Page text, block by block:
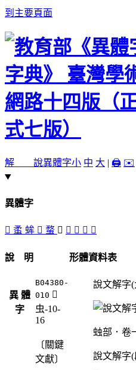
到主要頁面
解 說異體字小 中 大 | 🖨️ ✉️
異體字
󸦘 䖥 蛑 𧎄 蝥 󸦙 𧎻 𧐘 𧔨 𧕑
說 明
異 體
字
B04380-
010 󸦙
虫-10-
16
〔關鍵
文獻〕
形體資料表
說文解字
䖵部．卷
說文解字